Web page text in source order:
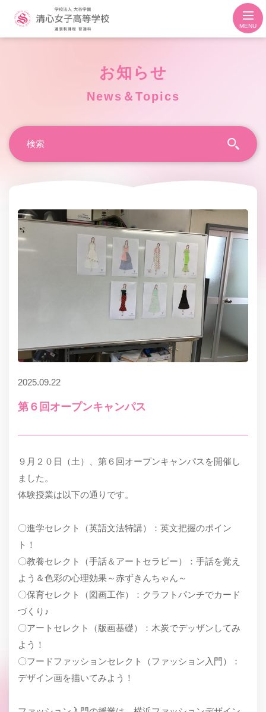
MENU
お知らせ
News＆Topics
2025.09.22
第６回オープンキャンパス
９月２０日（土）、第６回オープンキャンパスを開催し
ました。
体験授業は以下の通りです。
〇進学セレクト（英語文法特講）：英文把握のポイン
ト！
〇教養セレクト（手話＆アートセラピー）：手話を覚え
よう＆色彩の心理効果～赤ずきんちゃん～
〇保育セレクト（図画工作）：クラフトパンチでカード
づくり♪
〇アートセレクト（版画基礎）：木炭でデッザンしてみ
よう！
〇フードファッションセレクト（ファッション入門）：
デザイン画を描いてみよう！